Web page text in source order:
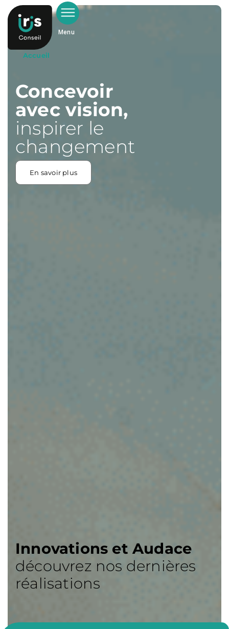
Menu
Accueil
Concevoir
avec vision,
inspirer le
changement
En savoir plus
Innovations et Audace
découvrez nos dernières
réalisations